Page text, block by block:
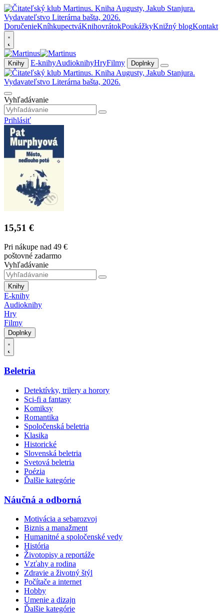
DoručenieKníhkupectváKnihovrátokPoukážkyKnižný blogKontakt
Knihy E-knihyAudioknihyHryFilmy Doplnky
Vyhľadávanie
Prihlásiť
15,51 €
Pri nákupe nad 49 €
poštovné zadarmo
Vyhľadávanie
Knihy
E-knihy
Audioknihy
Hry
Filmy
Doplnky
Beletria
Detektívky, trilery a horory
Sci-fi a fantasy
Komiksy
Romantika
Spoločenská beletria
Klasika
Historické
Slovenská beletria
Svetová beletria
Poézia
Ďalšie kategórie
Náučná a odborná
Motivácia a sebarozvoj
Biznis a manažment
Humanitné a spoločenské vedy
História
Životopisy a reportáže
Vzťahy a rodina
Zdravie a životný štýl
Počítače a internet
Hobby
Umenie a dizajn
Ďalšie kategórie